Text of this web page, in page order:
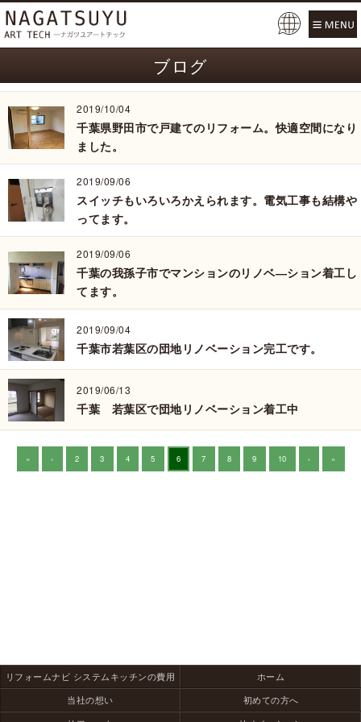
ブログ
2019/10/04
千葉県野田市で戸建てのリフォーム。快適空間になり
ました。
2019/09/06
スイッチもいろいろかえられます。電気工事も結構や
ってます。
2019/09/06
千葉の我孫子市でマンションのリノベ―ション着工し
てます。
2019/09/04
千葉市若葉区の団地リノベーション完工です。
2019/06/13
千葉 若葉区で団地リノベーション着工中
« ‹ 2 3 4 5 6 7 8 9 10 › »
リフォームナビ システムキッチンの費用
ホーム
当社の想い
初めての方へ